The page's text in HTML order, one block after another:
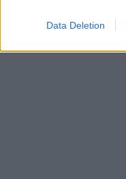
Data Deletion